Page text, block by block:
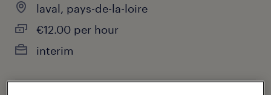
laval, pays-de-la-loire
€12.00 per hour
interim